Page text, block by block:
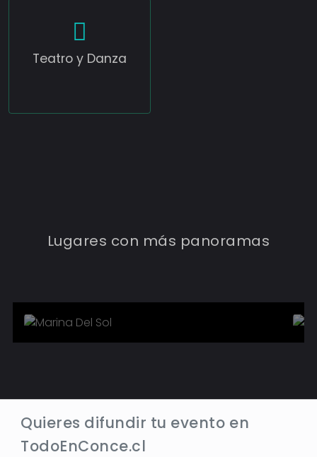
Teatro y Danza
Lugares con más panoramas
8 Eventos
Quieres difundir tu evento en
TodoEnConce.cl